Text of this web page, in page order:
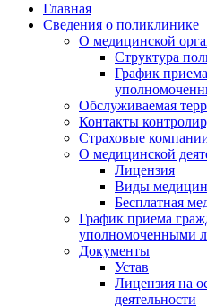
Главная
Сведения о поликлинике
О медицинской
Структура
График
Обслуживаемая
Контакты
Страховые
О медицинской
Лицензия
Виды
Бесплатная
График приема
уполномоченными
Документы
Устав
Лицензия на
деятельности